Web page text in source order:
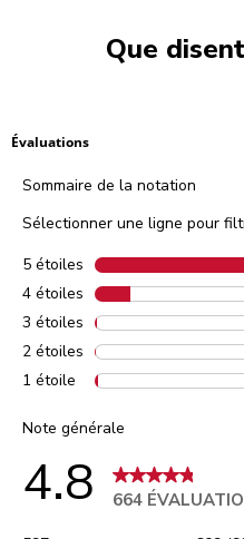
Que
Évaluations
Sommaire de la notation
Sélectionner une ligne pour
5 étoiles étoiles
4 étoiles étoiles
3 étoiles étoiles
2 étoiles étoiles
1 étoile étoiles
Note générale
4.8 664